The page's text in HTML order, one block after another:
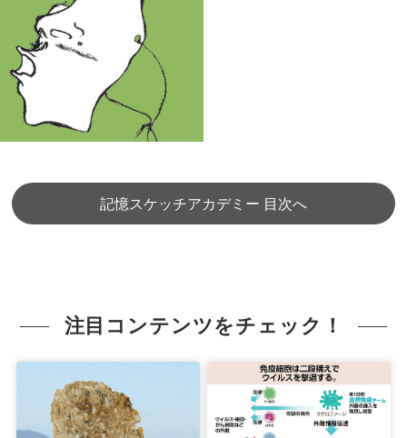
記憶スケッチアカデミー 目次へ
注目コンテンツをチェック！